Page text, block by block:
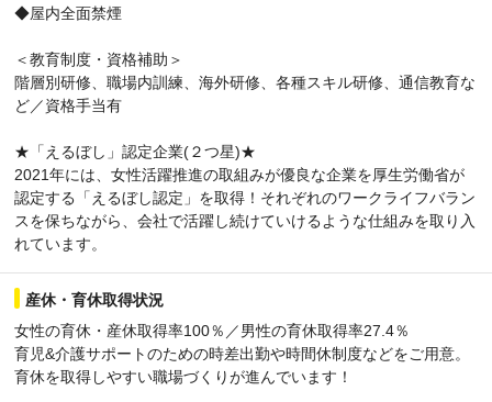
◆屋内全面禁煙
＜教育制度・資格補助＞
階層別研修、職場内訓練、海外研修、各種スキル研修、通信教育な
ど／資格手当有
★「えるぼし」認定企業(２つ星)★
2021年には、女性活躍推進の取組みが優良な企業を厚生労働省が
認定する「えるぼし認定」を取得！それぞれのワークライフバラン
スを保ちながら、会社で活躍し続けていけるような仕組みを取り入
れています。
産休・育休取得状況
女性の育休・産休取得率100％／男性の育休取得率27.4％
育児&介護サポートのための時差出勤や時間休制度などをご用意。
育休を取得しやすい職場づくりが進んでいます！